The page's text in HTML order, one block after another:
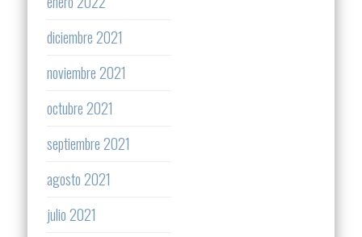
diciembre 2021
noviembre 2021
octubre 2021
septiembre 2021
agosto 2021
julio 2021